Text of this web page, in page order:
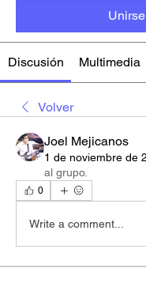
Unirse
Discusión Multimedia
Volver
Joel Mejicanos
1 de noviembre de
al grupo.
0
Write a comment...